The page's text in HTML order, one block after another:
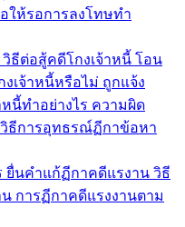
ห้รอการลงโทษทำ
ธีต่อสู้คดีโกงเจ้าหนี้ โอน
เจ้าหนี้หรือไม่ ถูกแจ้ง
นี้ทำอย่างไร ความผิด
วิธีการอุทธรณ์ฏีกาข้อหา
ยื่นคำแก้ฏีกาคดีแรงาน วิธี
การฏีกาคดีแรงงานตาม